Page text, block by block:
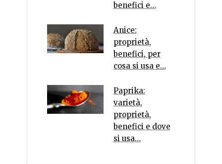
benefici e…
Anice:
proprietà,
benefici, per
cosa si usa e…
Paprika:
varietà,
proprietà,
benefici e dove
si usa…